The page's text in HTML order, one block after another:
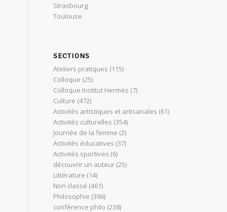
Strasbourg
Toulouse
SECTIONS
Ateliers pratiques (115)
Colloque (25)
Colloque Institut Hermès (7)
Culture (472)
Activités artistiques et artisanales (61)
Activités culturelles (354)
Journée de la femme (2)
Activités éducatives (37)
Activités sportives (6)
découvrir un auteur (25)
Littérature (14)
Non classé (461)
Philosophie (396)
conférence philo (238)